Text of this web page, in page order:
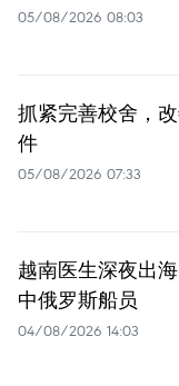
05/08/2026 08:03
抓紧完善校舍，
件
05/08/2026 07:33
越南医生深夜出
中俄罗斯船员
04/08/2026 14:03